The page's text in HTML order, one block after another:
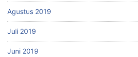
Agustus 2019
Juli 2019
Juni 2019